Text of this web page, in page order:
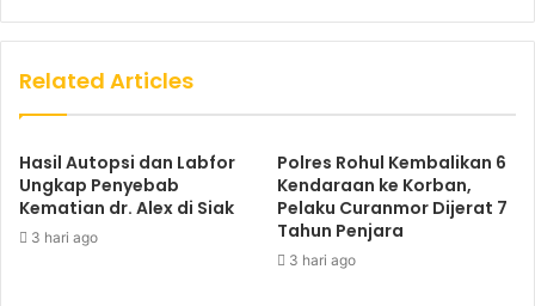
Related Articles
Hasil Autopsi dan Labfor
Ungkap Penyebab
Kematian dr. Alex di Siak
3 hari ago
Polres Rohul Kembalikan 6
Kendaraan ke Korban,
Pelaku Curanmor Dijerat 7
Tahun Penjara
3 hari ago